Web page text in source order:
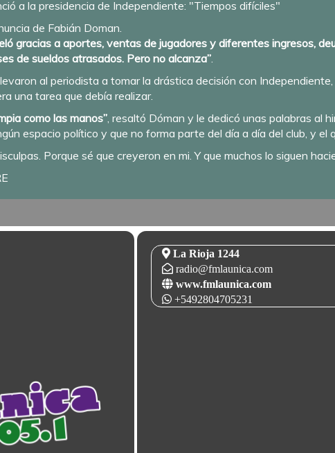
de Fabián Doman.
gracias a aportes, ventas de jugadores y diferentes ingresos,
de sueldos atrasados. Pero no alcanza”.
al periodista a tomar la drástica decisión con
una tarea que debía realizar.
como las manos”, resaltó Dóman y le dedicó unas palabras al
espacio político y que no forma parte del día a día del club, y el
Porque sé que creyeron en mi. Y que muchos lo siguen
La Rioja 1244
radio@fmlaunica.com
www.fmlaunica.com
+5492804705231